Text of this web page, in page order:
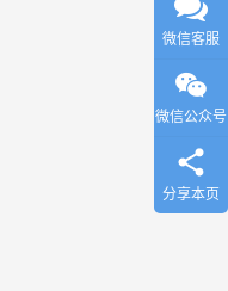
微信客服
微信公众号
分享本页